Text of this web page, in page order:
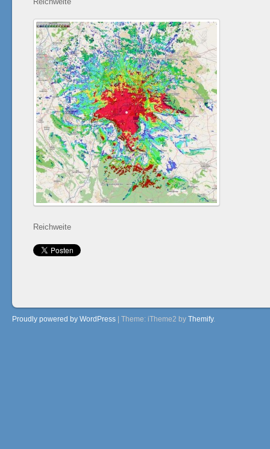
Reichweite
Proudly powered by WordPress Theme: iTheme2 by Themify.